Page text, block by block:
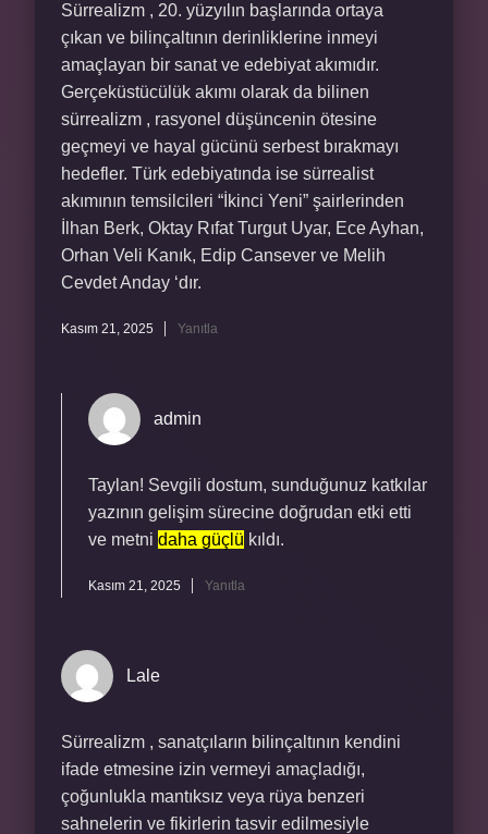
Sürrealizm , 20. yüzyılın başlarında ortaya
çıkan ve bilinçaltının derinliklerine inmeyi
amaçlayan bir sanat ve edebiyat akımıdır.
Gerçeküstücülük akımı olarak da bilinen
sürrealizm , rasyonel düşüncenin ötesine
geçmeyi ve hayal gücünü serbest bırakmayı
hedefler. Türk edebiyatında ise sürrealist
akımının temsilcileri “İkinci Yeni” şairlerinden
İlhan Berk, Oktay Rıfat Turgut Uyar, Ece Ayhan,
Orhan Veli Kanık, Edip Cansever ve Melih
Cevdet Anday ‘dır.
Kasım 21, 2025 Yanıtla
admin
Taylan! Sevgili dostum, sunduğunuz katkılar
yazının gelişim sürecine doğrudan etki etti
ve metni daha güçlü kıldı.
Kasım 21, 2025 Yanıtla
Lale
Sürrealizm , sanatçıların bilinçaltının kendini
ifade etmesine izin vermeyi amaçladığı,
çoğunlukla mantıksız veya rüya benzeri
sahnelerin ve fikirlerin tasvir edilmesiyle